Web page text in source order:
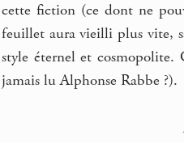
cette fiction (ce dont ne
feuillet aura vieilli plus vite,
style éternel et cosmopolite.
jamais lu Alphonse Rabbe ?).